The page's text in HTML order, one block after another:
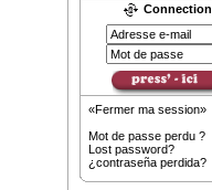
Connection
«Fermer ma session»
Mot de passe perdu ?
Lost password?
¿contraseña perdida?